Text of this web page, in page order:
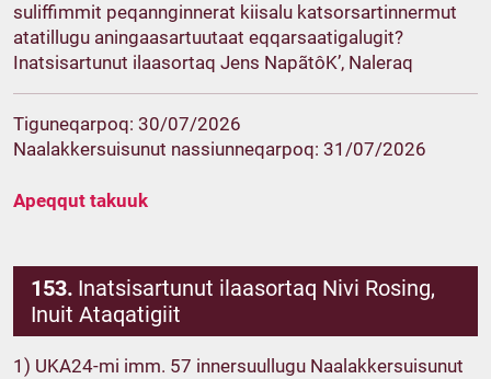
suliffimmit peqannginnerat kiisalu katsorsartinnermut
atatillugu aningaasartuutaat eqqarsaatigalugit?
Inatsisartunut ilaasortaq Jens NapãtôK’, Naleraq
Tiguneqarpoq: 30/07/2026
Naalakkersuisunut nassiunneqarpoq: 31/07/2026
Apeqqut takuuk
153. Inatsisartunut ilaasortaq Nivi Rosing,
Inuit Ataqatigiit
1) UKA24-mi imm. 57 innersuullugu Naalakkersuisunut